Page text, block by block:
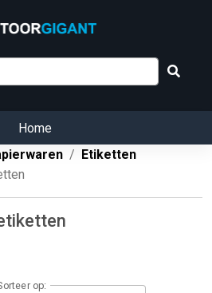
Home
Etiketten
op: